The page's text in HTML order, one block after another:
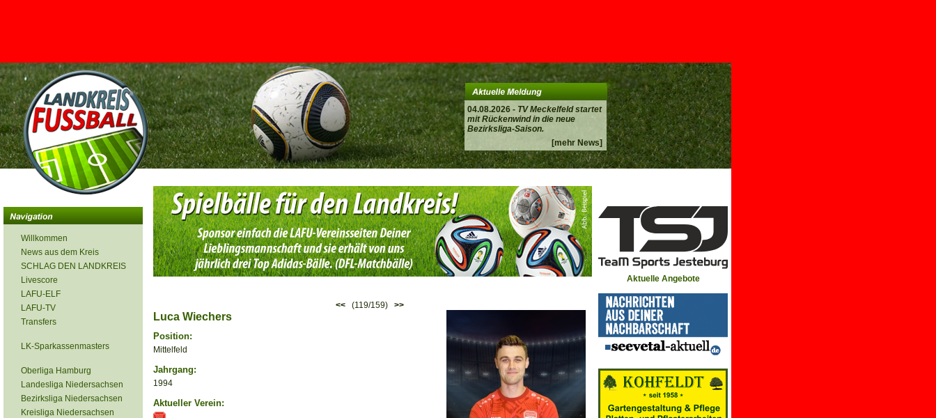
04.08.2026 - TV Meckelfeld startet
mit Rückenwind in die neue
Bezirksliga-Saison.
[mehr News]
<
Willkommen
News aus dem Kreis
SCHLAG DEN LANDKREIS
Livescore
LAFU-ELF
LAFU-TV
Transfers
LK-Sparkassenmasters
Oberliga Hamburg
Landesliga Niedersachsen
Bezirksliga Niedersachsen
Kreisliga Niedersachsen
<<(119/159) >>
Luca Wiechers
Position:
Mittelfeld
Jahrgang:
1994
Aktueller Verein:
Aktuelle Angebote